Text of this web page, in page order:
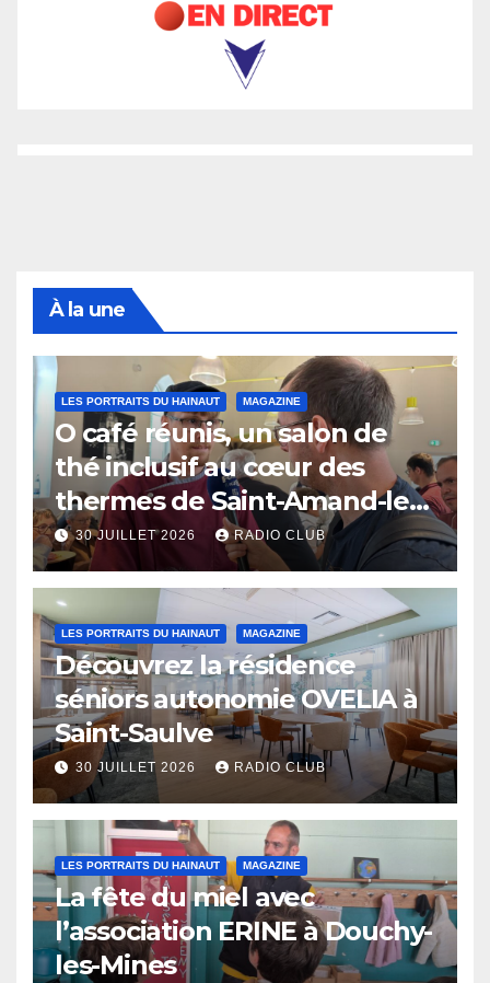
À la une
LES PORTRAITS DU HAINAUT MAGAZINE
O café réunis, un salon de
thé inclusif au cœur des
thermes de Saint-Amand-les-
Eaux
30 JUILLET 2026 RADIO CLUB
LES PORTRAITS DU HAINAUT MAGAZINE
Découvrez la résidence
séniors autonomie OVELIA à
Saint-Saulve
30 JUILLET 2026 RADIO CLUB
LES PORTRAITS DU HAINAUT MAGAZINE
La fête du miel avec
l’association ERINE à Douchy-
les-Mines